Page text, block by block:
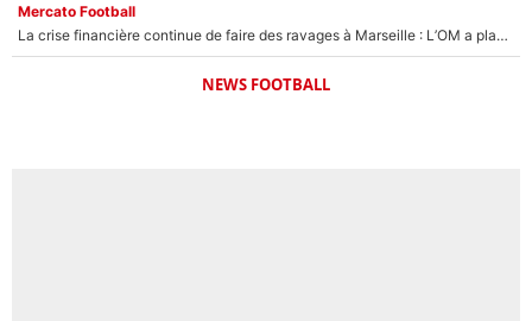
Mercato Football
La crise financière continue de faire des ravages à Marseille : L’OM a placé 12 joueurs sur le marché des transferts… et ça pourrait lui rapporter près de 100M€ !
NEWS FOOTBALL